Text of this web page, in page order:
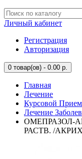
Личный кабинет
Регистрация
Авторизация
0 товар(ов) - 0.00 р.
Главная
Лечение
Курсовой
Лечение
ОМЕПРАЗОЛ-
РАСТВ. /